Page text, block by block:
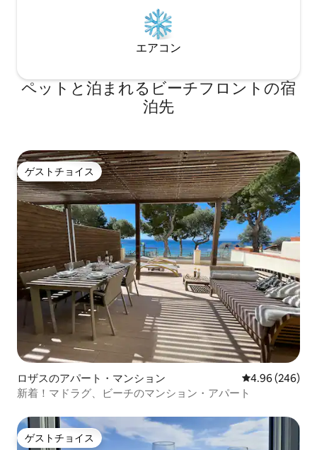
grande, existe la opción de reservar
también el apartamento gemelo que se
エアコン
ペットと泊まれるビーチフロントの宿
泊先
ゲストチョイス
ゲストチョイス
ロザスのアパート・マンション レビュー246
4.96 (246)
新着！マドラグ、ビーチのマンション・アパート
ゲストチョイス
ゲストチョイス